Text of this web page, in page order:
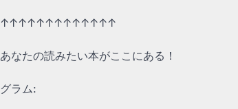
↑↑↑↑↑↑↑↑↑↑↑↑↑
あなたの読みたい本がここにある！
グラム: